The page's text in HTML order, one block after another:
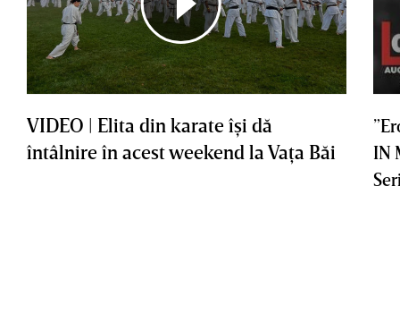
VIDEO | Elita din karate îşi dă
întâlnire în acest weekend la Vaţa Băi
IN